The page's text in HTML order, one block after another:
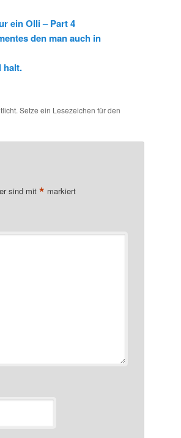
ein Olli – Part 4
den man auch in
halt.
Setze ein Lesezeichen für den
sind mit * markiert